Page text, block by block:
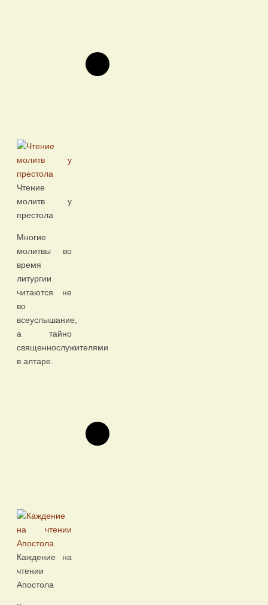
Чтение
молитв у
престола
Многие
молитвы во
время
литургии
читаются не
во
всеуслышание,
а тайно
священнослужителями
в алтаре.
Каждение на
чтении
Апостола